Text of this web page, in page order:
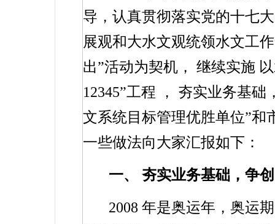
导，认真贯彻落实党的十七
展观和大水文观统领水文工
出”活动为契机，
继续实施
12345”工程 ， 夯实业务基础
文系统目标管理优胜单位”和
一些做法向大家汇报如下：
一、 夯实业务基础，争
2008 年是奥运年，奥运